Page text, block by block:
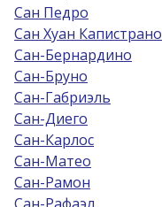
Сан Педро
Сан Хуан Капистрано
Сан-Бернардино
Сан-Бруно
Сан-Габриэль
Сан-Диего
Сан-Карлос
Сан-Матео
Сан-Рамон